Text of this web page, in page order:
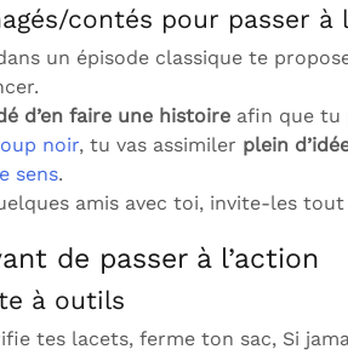
contés pour passer à
un épisode classique te
d’en faire une histoire afin que tu
noir, tu vas assimiler plein
sens.
amis avec toi, invite-les
de passer à l’action
à outils
tes lacets, ferme ton sac, Si